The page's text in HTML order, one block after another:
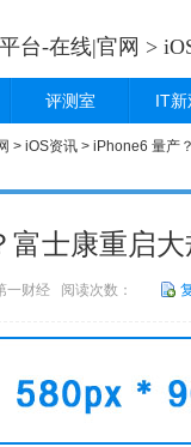
台-在线|官网 >
评测室 IT
> iOS资讯 > iPhone6 量产
富士康重启
一财经 阅读次数：